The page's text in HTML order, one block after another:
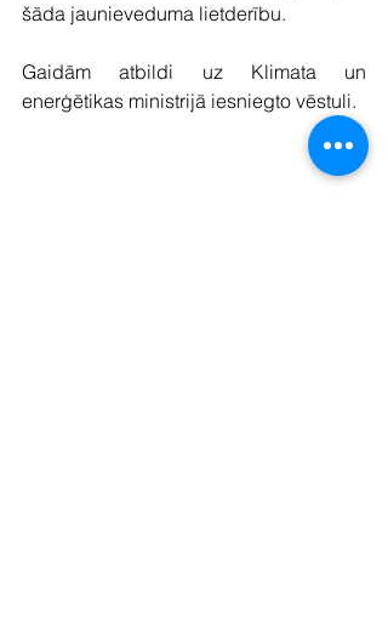
šāda jaunieveduma lietderību.
Gaidām atbildi uz Klimata un
enerģētikas ministrijā iesniegto vēstuli.